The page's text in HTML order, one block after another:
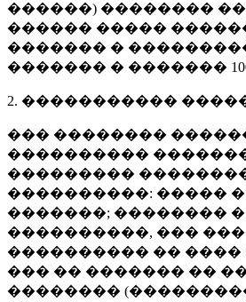
������) ��������
������ �����
������� �
������� � �������
2. �����������
��� ��������
����������
���������
����������: �����
�������; ��������
����������, ���
���������� �� ����
��� �� ������� ��
��������